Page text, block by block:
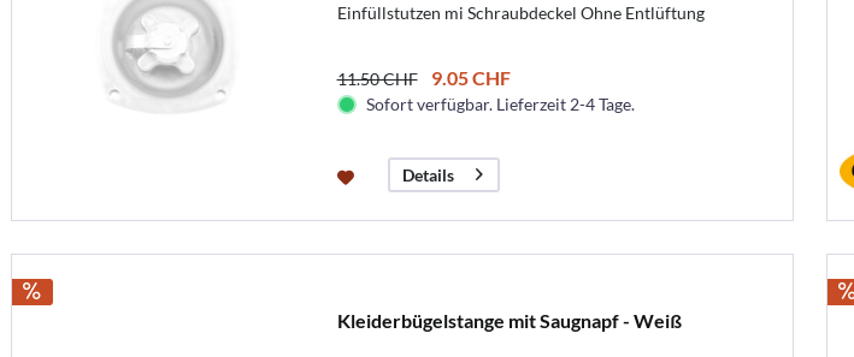
Einfüllstutzen mi Schraubdeckel Ohne Entlüftung
11.50 CHF 9.05 CHF
Sofort verfügbar. Lieferzeit 2-4 Tage.
Details
Kleiderbügelstange mit Saugnapf - Weiß